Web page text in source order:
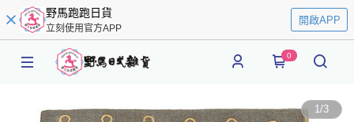
野馬跑跑日貨
立刻使用官方APP
開啟APP
0
1/3